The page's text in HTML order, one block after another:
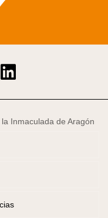
Inmaculada de Aragón